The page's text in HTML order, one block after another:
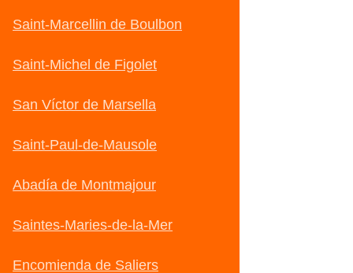
Saint-Marcellin de Boulbon
Saint-Michel de Figolet
San Víctor de Marsella
Saint-Paul-de-Mausole
Abadía de Montmajour
Saintes-Maries-de-la-Mer
Encomienda de Saliers